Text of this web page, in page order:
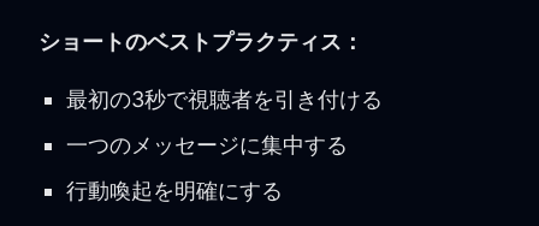
ショートのベストプラクティス：
最初の3秒で視聴者を引き付ける
一つのメッセージに集中する
行動喚起を明確にする